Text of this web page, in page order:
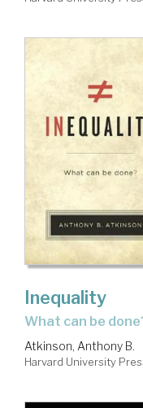
Inequality
what can be
Atkinson, Anthony B.
Harvard University